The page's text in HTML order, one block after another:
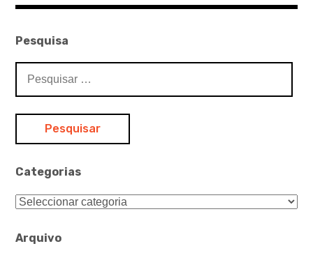
Pesquisa
por:
Categorias
Categorias
Arquivo